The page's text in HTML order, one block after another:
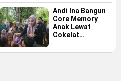
Destinasi Wisata
Andi Ina Bangun
Core Memory
Anak Lewat
Cokelat